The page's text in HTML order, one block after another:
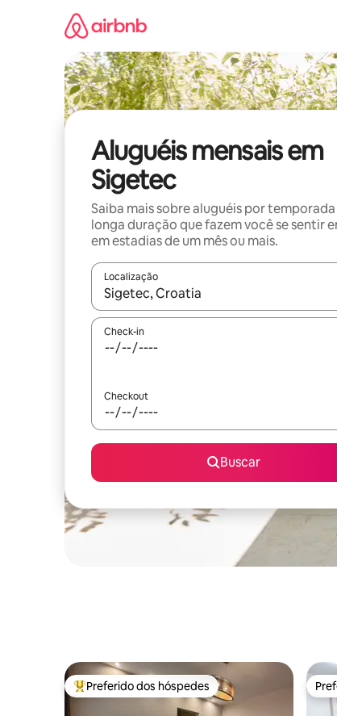
Aluguéis mensais em
Sigetec
Saiba mais sobre aluguéis por
longa duração que fazem você se sentir
em estadias de um mês ou mais.
Localização
Quando os resultados estiverem
Check-in
Checkout
Buscar
Entre os melhores preferidos dos hóspedes
Preferido dos hóspedes